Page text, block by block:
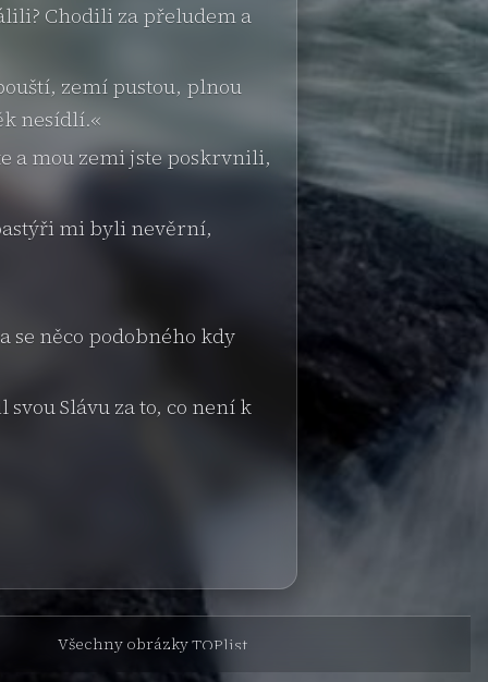
Chodili za přeludem a
zemí pustou, plnou
nesídlí.«
a mou zemi jste poskrvnili,
mi byli nevěrní,
se něco podobného kdy
Slávu za to, co není k
Všechny obrázky